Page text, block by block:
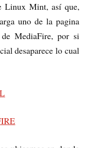
Linux Mint, así que,
uno de la pagina
MediaFire, por si
desaparece lo cual